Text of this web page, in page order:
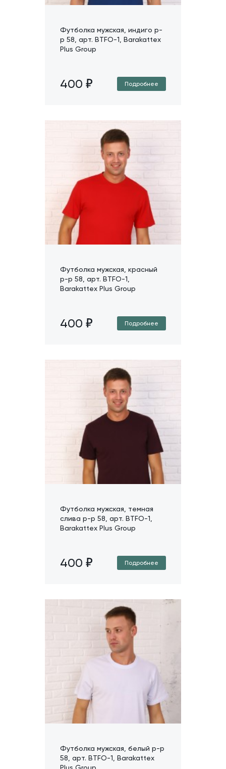
Футболка мужская, индиго р-
р 58, арт. BTFO-1, Barakattex
Plus Group
400 Подробнее
Футболка мужская, красный
р-р 58, арт. BTFO-1,
Barakattex Plus Group
400 Подробнее
Футболка мужская, темная
слива р-р 58, арт. BTFO-1,
Barakattex Plus Group
400 Подробнее
Футболка мужская, белый р-р
58, арт. BTFO-1, Barakattex